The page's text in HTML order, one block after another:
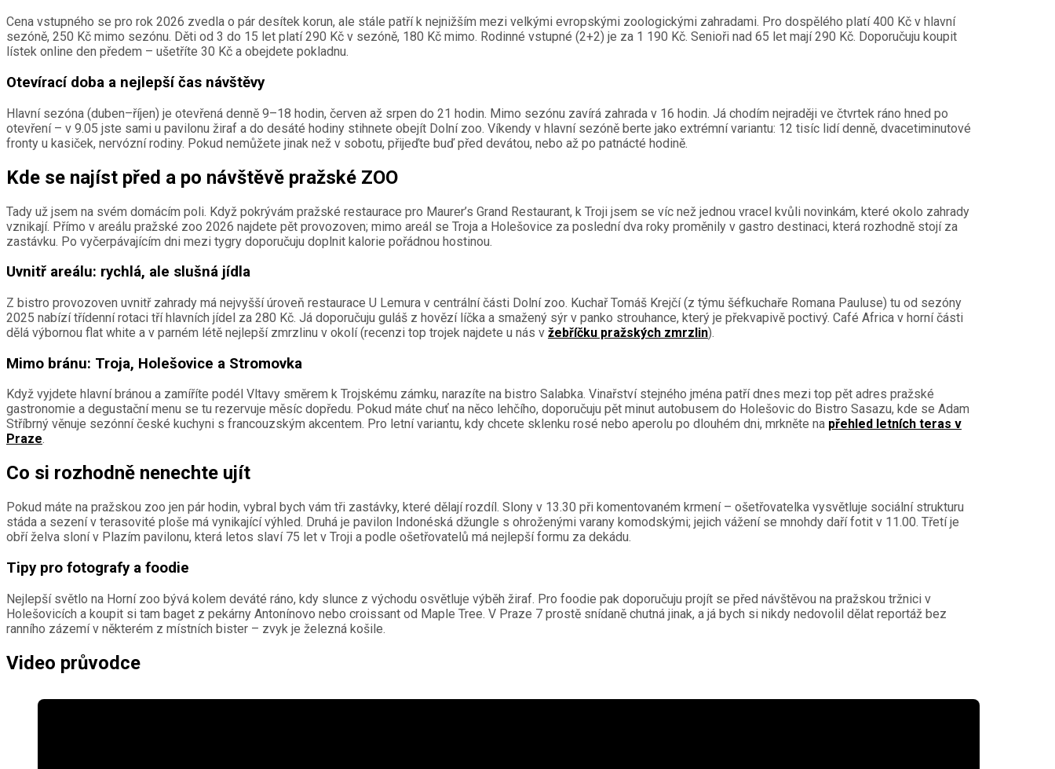
Cena vstupného se pro rok 2026 zvedla o pár desítek korun, ale stále patří k nejnižším mezi velkými evropskými zoologickými zahradami. Pro dospělého platí 400 Kč v hlavní
sezóně, 250 Kč mimo sezónu. Děti od 3 do 15 let platí 290 Kč v sezóně, 180 Kč mimo. Rodinné vstupné (2+2) je za 1 190 Kč. Senioři nad 65 let mají 290 Kč. Doporučuju koupit
lístek online den předem – ušetříte 30 Kč a obejdete pokladnu.
Otevírací doba a nejlepší čas návštěvy
Hlavní sezóna (duben–říjen) je otevřená denně 9–18 hodin, červen až srpen do 21 hodin. Mimo sezónu zavírá zahrada v 16 hodin. Já chodím nejraději ve čtvrtek ráno hned po
otevření – v 9.05 jste sami u pavilonu žiraf a do desáté hodiny stihnete obejít Dolní zoo. Víkendy v hlavní sezóně berte jako extrémní variantu: 12 tisíc lidí denně, dvacetiminutové
fronty u kasiček, nervózní rodiny. Pokud nemůžete jinak než v sobotu, přijeďte buď před devátou, nebo až po patnácté hodině.
Kde se najíst před a po návštěvě pražské ZOO
Tady už jsem na svém domácím poli. Když pokrývám pražské restaurace pro Maurer’s Grand Restaurant, k Troji jsem se víc než jednou vracel kvůli novinkám, které okolo zahrady
vznikají. Přímo v areálu pražské zoo 2026 najdete pět provozoven; mimo areál se Troja a Holešovice za poslední dva roky proměnily v gastro destinaci, která rozhodně stojí za
zastávku. Po vyčerpávajícím dni mezi tygry doporučuju doplnit kalorie pořádnou hostinou.
Uvnitř areálu: rychlá, ale slušná jídla
Z bistro provozoven uvnitř zahrady má nejvyšší úroveň restaurace U Lemura v centrální části Dolní zoo. Kuchař Tomáš Krejčí (z týmu šéfkuchaře Romana Pauluse) tu od sezóny
2025 nabízí třídenní rotaci tří hlavních jídel za 280 Kč. Já doporučuju guláš z hovězí líčka a smažený sýr v panko strouhance, který je překvapivě poctivý. Café Africa v horní části
dělá výbornou flat white a v parném létě nejlepší zmrzlinu v okolí (recenzi top trojek najdete u nás v žebříčku pražských zmrzlin).
Mimo bránu: Troja, Holešovice a Stromovka
Když vyjdete hlavní bránou a zamíříte podél Vltavy směrem k Trojskému zámku, narazíte na bistro Salabka. Vinařství stejného jména patří dnes mezi top pět adres pražské
gastronomie a degustační menu se tu rezervuje měsíc dopředu. Pokud máte chuť na něco lehčího, doporučuju pět minut autobusem do Holešovic do Bistro Sasazu, kde se Adam
Stříbrný věnuje sezónní české kuchyni s francouzským akcentem. Pro letní variantu, kdy chcete sklenku rosé nebo aperolu po dlouhém dni, mrkněte na přehled letních teras v
Praze.
Co si rozhodně nenechte ujít
Pokud máte na pražskou zoo jen pár hodin, vybral bych vám tři zastávky, které dělají rozdíl. Slony v 13.30 při komentovaném krmení – ošetřovatelka vysvětluje sociální strukturu
stáda a sezení v terasovité ploše má vynikající výhled. Druhá je pavilon Indonéská džungle s ohroženými varany komodskými; jejich vážení se mnohdy daří fotit v 11.00. Třetí je
obří želva sloní v Plazím pavilonu, která letos slaví 75 let v Troji a podle ošetřovatelů má nejlepší formu za dekádu.
Tipy pro fotografy a foodie
Nejlepší světlo na Horní zoo bývá kolem deváté ráno, kdy slunce z východu osvětluje výběh žiraf. Pro foodie pak doporučuju projít se před návštěvou na pražskou tržnici v
Holešovicích a koupit si tam baget z pekárny Antonínovo nebo croissant od Maple Tree. V Praze 7 prostě snídaně chutná jinak, a já bych si nikdy nedovolil dělat reportáž bez
ranního zázemí v některém z místních bister – zvyk je železná košile.
Video průvodce